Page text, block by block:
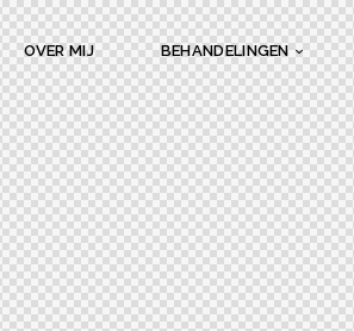
OVER MIJ BEHANDELINGEN